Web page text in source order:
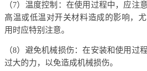
（7）温度控制：在使用过程中，应注
高温或低温对开关材料造成的影响，
用时应特别注意。
（8）避免机械损伤：在安装和使用过
过大的力，以免造成机械损伤。